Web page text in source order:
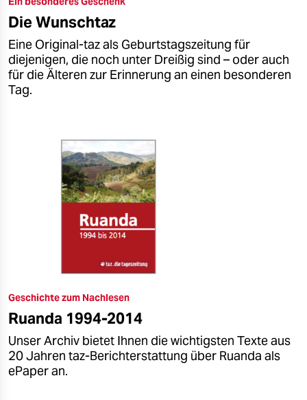
epaper login
Die Wunschtaz
Eine Original-taz als Geburtstagszeitung für
diejenigen, die noch unter Dreißig sind – oder auch
für die Älteren zur Erinnerung an einen besonderen
Tag.
Geschichte zum Nachlesen
Ruanda 1994-2014
Unser Archiv bietet Ihnen die wichtigsten Texte aus
20 Jahren taz-Berichterstattung über Ruanda als
ePaper an.